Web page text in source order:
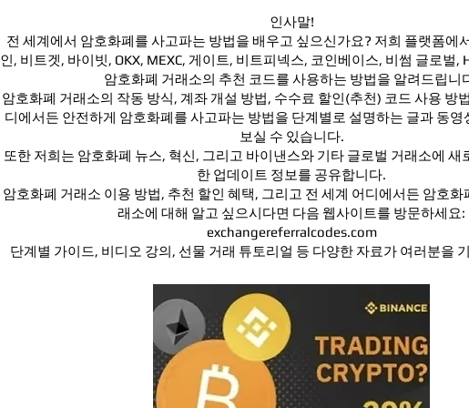
인사말!
전 세계에서 암호화폐를 사고파는 방법을 배우고 싶으신가요? 저희 플랫폼에
인, 비트겟, 바이빗, OKX, MEXC, 게이트, 비트피넥스, 코인베이스, 비썸 글로벌,
암호화폐 거래소의 추천 코드를 사용하는 방법을 알려드립니
암호화폐 거래소의 작동 방식, 계좌 개설 방법, 수수료 할인(추천) 코드 사용 방
디에서든 안전하게 암호화폐를 사고파는 방법을 단계별로 설명하는 글과 동영
보실 수 있습니다.
또한 저희는 암호화폐 뉴스, 혁신, 그리고 바이낸스와 기타 글로벌 거래소에 새
한 업데이트 정보를 공유합니다.
암호화폐 거래소 이용 방법, 추천 할인 혜택, 그리고 전 세계 어디에서든 암호화
래소에 대해 알고 싶으시다면 다음 웹사이트를 방문하세요:
exchangereferralcodes.com
단계별 가이드, 비디오 강의, 선물 거래 튜토리얼 등 다양한 자료가 여러분을